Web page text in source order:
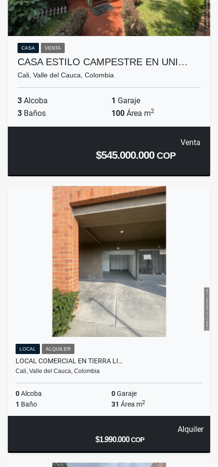
CASA VENTA
CASA ESTILO CAMPESTRE EN UNI…
Cali, Valle del Cauca, Colombia
3 Alcoba 1 Garaje
3 Baños 100 Área m2
Venta
$545.000.000COP
LOCAL ALQUILER
LOCAL COMERCIAL EN TIERRA LI…
Cali, Valle del Cauca, Colombia
0Alcoba 0Garaje
1 Baño 31 Área m2
Alquiler
$1.990.000COP